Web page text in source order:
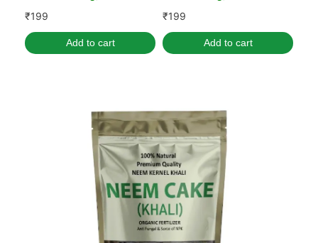
Plant Health & Growth
₹199
Add to cart
₹199
Add to cart